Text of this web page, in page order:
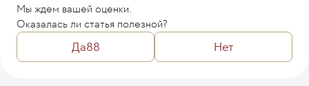
Мы ждем вашей оценки.
Оказалась ли статья полезной?
Да88 Нет